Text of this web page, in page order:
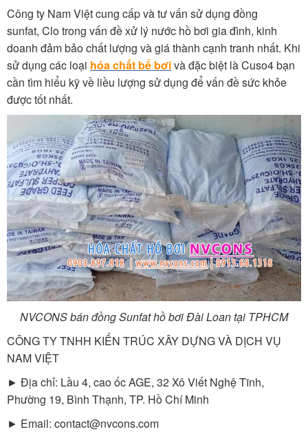
Công ty Nam Việt cung cấp và tư vấn sử dụng đồng
sunfat, Clo trong vấn đề xử lý nước hồ bơi gia đình, kinh
doanh đảm bảo chất lượng và giá thành cạnh tranh nhất. Khi
sử dụng các loại hóa chất bể bơivà đặc biệt là Cuso4 bạn
cần tìm hiểu kỹ về liều lượng sử dụng để vấn đề sức khỏe
được tốt nhất.
NVCONS bán đồng Sunfat hồ bơi Đài Loan tại TPHCM
CÔNG TY TNHH KIẾN TRÚC XÂY DỰNG VÀ DỊCH VỤ
NAM VIỆT
► Địa chỉ: Lầu 4, cao ốc AGE, 32 Xô Viết Nghệ Tĩnh,
Phường 19, Bình Thạnh, TP. Hồ Chí Minh
► Email: contact@nvcons.com